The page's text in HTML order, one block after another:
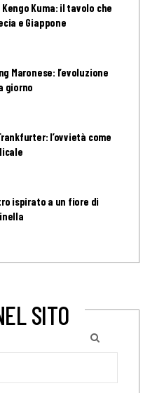
Kengo Kuma: il tavolo che
e Giappone
Maronese: l’evoluzione
giorno
l’ovvietà come
ispirato a un fiore di
SITO